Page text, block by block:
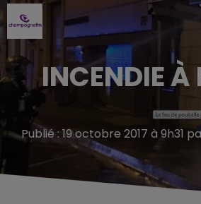
INCENDIE À
Publié : 19 octobre 2017 à 9h31